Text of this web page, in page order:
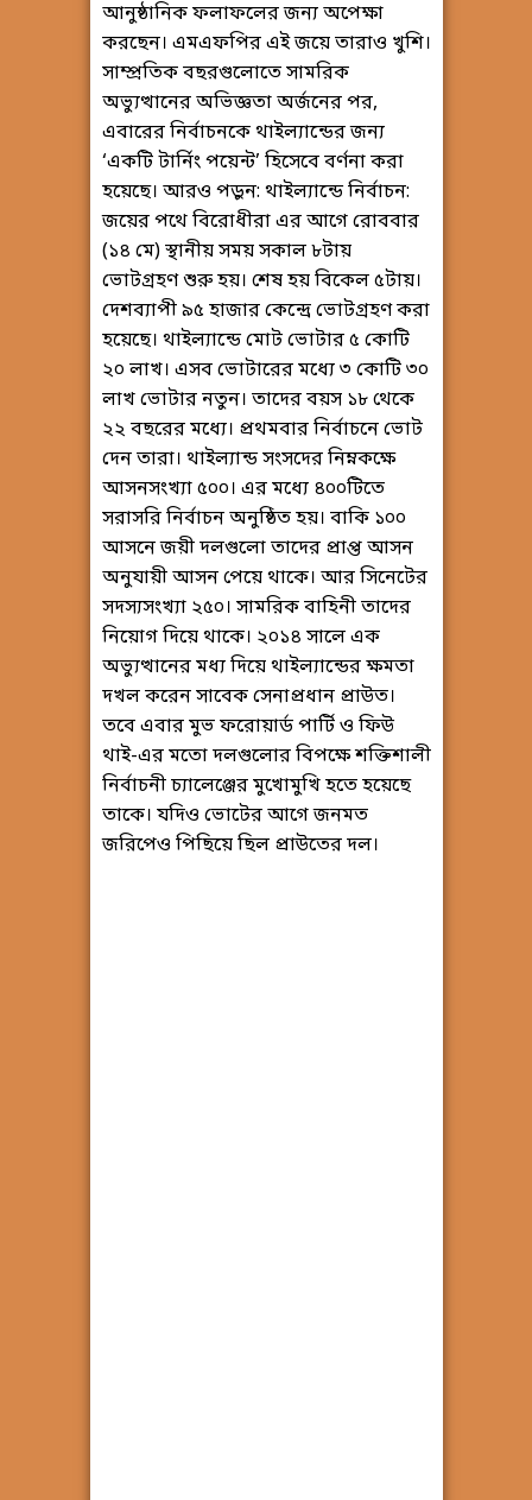
আনুষ্ঠানিক ফলাফলের জন্য অপেক্ষা
করছেন। এমএফপির এই জয়ে তারাও খুশি।
সাম্প্রতিক বছরগুলোতে সামরিক
অভ্যুত্থানের অভিজ্ঞতা অর্জনের পর,
এবারের নির্বাচনকে থাইল্যান্ডের জন্য
‘একটি টার্নিং পয়েন্ট’ হিসেবে বর্ণনা করা
হয়েছে। আরও পড়ুন: থাইল্যান্ডে নির্বাচন:
জয়ের পথে বিরোধীরা এর আগে রোববার
(১৪ মে) স্থানীয় সময় সকাল ৮টায়
ভোটগ্রহণ শুরু হয়। শেষ হয় বিকেল ৫টায়।
দেশব্যাপী ৯৫ হাজার কেন্দ্রে ভোটগ্রহণ করা
হয়েছে। থাইল্যান্ডে মোট ভোটার ৫ কোটি
২০ লাখ। এসব ভোটারের মধ্যে ৩ কোটি ৩০
লাখ ভোটার নতুন। তাদের বয়স ১৮ থেকে
২২ বছরের মধ্যে। প্রথমবার নির্বাচনে ভোট
দেন তারা। থাইল্যান্ড সংসদের নিম্নকক্ষে
আসনসংখ্যা ৫০০। এর মধ্যে ৪০০টিতে
সরাসরি নির্বাচন অনুষ্ঠিত হয়। বাকি ১০০
আসনে জয়ী দলগুলো তাদের প্রাপ্ত আসন
অনুযায়ী আসন পেয়ে থাকে। আর সিনেটের
সদস্যসংখ্যা ২৫০। সামরিক বাহিনী তাদের
নিয়োগ দিয়ে থাকে। ২০১৪ সালে এক
অভ্যুত্থানের মধ্য দিয়ে থাইল্যান্ডের ক্ষমতা
দখল করেন সাবেক সেনাপ্রধান প্রাউত।
তবে এবার মুভ ফরোয়ার্ড পার্টি ও ফিউ
থাই-এর মতো দলগুলোর বিপক্ষে শক্তিশালী
নির্বাচনী চ্যালেঞ্জের মুখোমুখি হতে হয়েছে
তাকে। যদিও ভোটের আগে জনমত
জরিপেও পিছিয়ে ছিল প্রাউতের দল।